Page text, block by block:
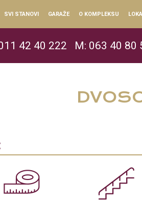
SVI STANOVI GARAŽE O KOMPLEKSU
42 40 222 M: 063 40 80